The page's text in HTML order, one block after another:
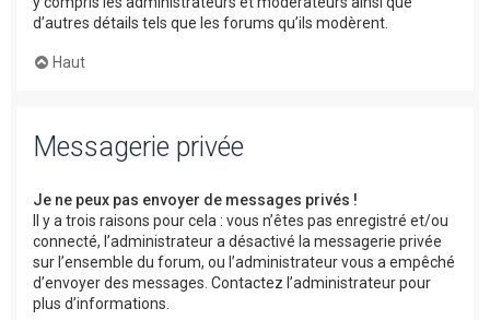
d’autres détails tels que les forums qu’ils modèrent.
Haut
Messagerie privée
Je ne peux pas envoyer de messages privés !
Il y a trois raisons pour cela : vous n’êtes pas enregistré et/ou
connecté, l’administrateur a désactivé la messagerie privée
sur l’ensemble du forum, ou l’administrateur vous a empêché
d’envoyer des messages. Contactez l’administrateur pour
plus d’informations.